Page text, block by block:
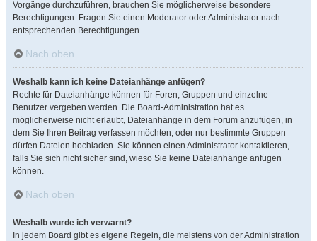
Vorgänge durchzuführen, brauchen Sie möglicherweise besondere
Berechtigungen. Fragen Sie einen Moderator oder Administrator nach
entsprechenden Berechtigungen.
Nach oben
Weshalb kann ich keine Dateianhänge anfügen?
Rechte für Dateianhänge können für Foren, Gruppen und einzelne
Benutzer vergeben werden. Die Board-Administration hat es
möglicherweise nicht erlaubt, Dateianhänge in dem Forum anzufügen, in
dem Sie Ihren Beitrag verfassen möchten, oder nur bestimmte Gruppen
dürfen Dateien hochladen. Sie können einen Administrator kontaktieren,
falls Sie sich nicht sicher sind, wieso Sie keine Dateianhänge anfügen
können.
Nach oben
Weshalb wurde ich verwarnt?
In jedem Board gibt es eigene Regeln, die meistens von der Administration